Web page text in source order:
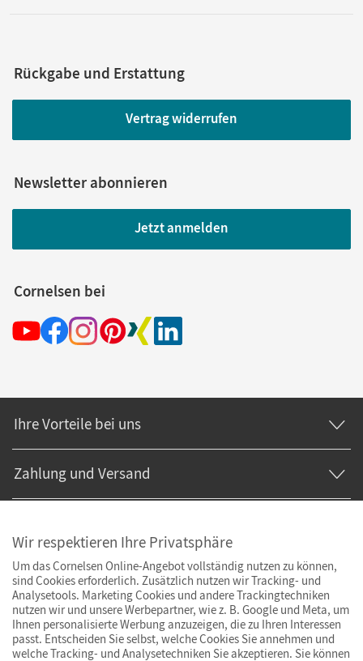
Rückgabe und Erstattung
Vertrag widerrufen
Newsletter abonnieren
Jetzt anmelden
Cornelsen bei
Ihre Vorteile bei uns
Zahlung und Versand
Wir respektieren Ihre Privatsphäre
Um das Cornelsen Online-Angebot vollständig nutzen zu können,
sind Cookies erforderlich. Zusätzlich nutzen wir Tracking- und
Analysetools. Marketing Cookies und andere Trackingtechniken
nutzen wir und unsere Werbepartner, wie z. B. Google und Meta, um
Ihnen personalisierte Werbung anzuzeigen, die zu Ihren Interessen
passt. Entscheiden Sie selbst, welche Cookies Sie annehmen und
welche Tracking- und Analysetechniken Sie akzeptieren. Sie können